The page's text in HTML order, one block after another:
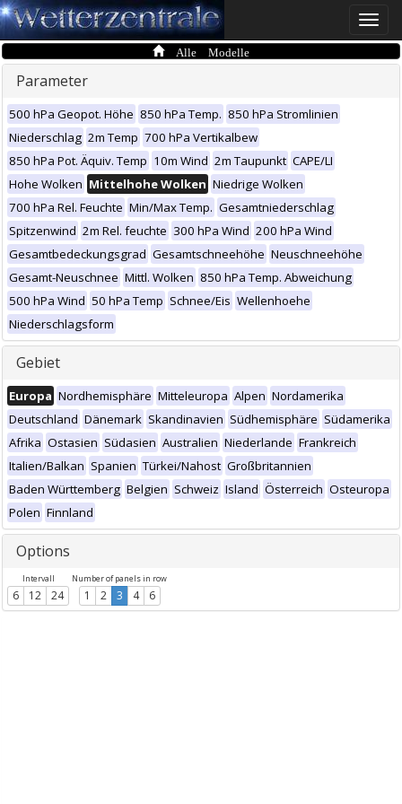
Toggle
Alle Modelle
Parameter
500 hPa Geopot. Höhe 850 hPa Temp. 850 hPa Stromlinien
Niederschlag 2m Temp 700 hPa Vertikalbew
850 hPa Pot. Äquiv. Temp 10m Wind 2m Taupunkt CAPE/LI
Hohe Wolken Mittelhohe Wolken Niedrige Wolken
700 hPa Rel. Feuchte Min/Max Temp. Gesamtniederschlag
Spitzenwind 2m Rel. feuchte 300 hPa Wind 200 hPa Wind
Gesamtbedeckungsgrad Gesamtschneehöhe Neuschneehöhe
Gesamt-Neuschnee Mittl. Wolken 850 hPa Temp. Abweichung
500 hPa Wind 50 hPa Temp Schnee/Eis Wellenhoehe
Niederschlagsform
Gebiet
Europa Nordhemisphäre Mitteleuropa Alpen Nordamerika
Deutschland Dänemark Skandinavien Südhemisphäre Südamerika
Afrika Ostasien Südasien Australien Niederlande Frankreich
Italien/Balkan Spanien Türkei/Nahost Großbritannien
Baden Württemberg Belgien Schweiz Island Österreich Osteuropa
Polen Finnland
Options
Intervall
6 12 24
Number of panels in row
1 2 3 4 6